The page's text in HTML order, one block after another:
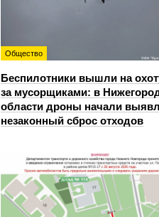
Общество
Беспилотники вышли на
за мусорщиками: в
области дроны начали
незаконный сброс отходов